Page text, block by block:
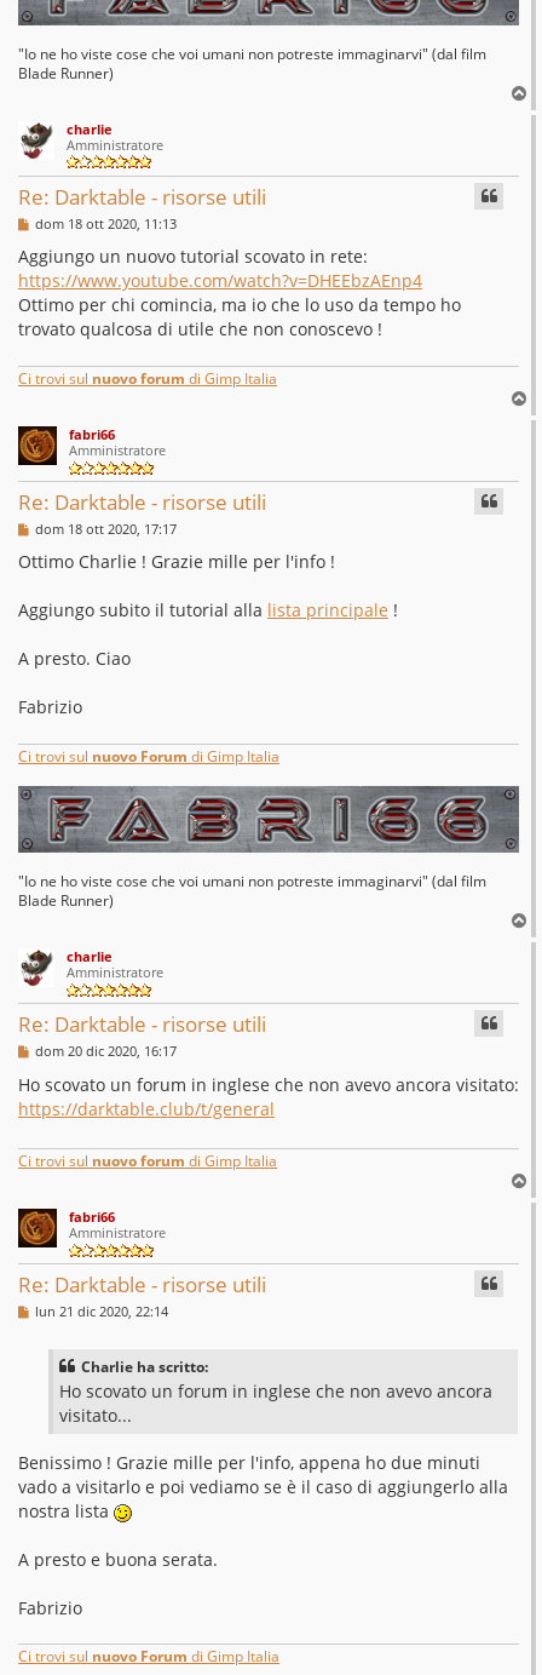
"Io ne ho viste cose che voi umani non potreste immaginarvi" (dal film
Blade Runner)
o
charlie
Amministratore
Re: Darktable - risorse utili
M
s
s
a
g
g
i
dom 18 ott 2020, 11:13
Aggiungo un nuovo tutorial scovato in rete:
https://www.youtube.com/watch?v=DHEEbzAEnp4
Ottimo per chi comincia, ma io che lo uso da tempo ho
trovato qualcosa di utile che non conoscevo !
Ci trovi sul nuovo forum di Gimp Italia
o
fabri66
Amministratore
Re: Darktable - risorse utili
M
s
g
g
o
dom 18 ott 2020, 17:17
Ottimo Charlie ! Grazie mille per l'info !
Aggiungo subito il tutorial alla lista principale !
A presto. Ciao
Fabrizio
Ci trovi sul nuovo Forum di Gimp Italia
"Io ne ho viste cose che voi umani non potreste immaginarvi" (dal film
Blade Runner)
o
charlie
Amministratore
Re: Darktable - risorse utili
M
s
s
a
g
dom 20 dic 2020, 16:17
Ho scovato un forum in inglese che non avevo ancora visitato:
https://darktable.club/t/general
Ci trovi sul nuovo forum di Gimp Italia
o
fabri66
Amministratore
Re: Darktable - risorse utili
Mlun 21 dic 2020, 22:14
Charlie ha scritto:
Ho scovato un forum in inglese che non avevo ancora
visitato...
Benissimo ! Grazie mille per l'info, appena ho due minuti
vado a visitarlo e poi vediamo se è il caso di aggiungerlo alla
nostra lista
A presto e buona serata.
Fabrizio
Ci trovi sul nuovo Forum di Gimp Italia